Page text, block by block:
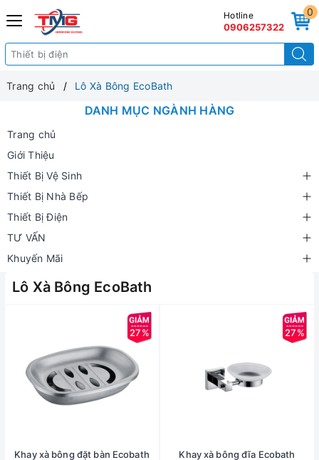
0
Hotline
0906257322
Trang chủ Lô Xà Bông EcoBath
DANH MỤC NGÀNH HÀNG
Trang chủ
Giới Thiệu
Thiết Bị Vệ Sinh
Thiết Bị Nhà Bếp
Thiết Bị Điện
TƯ VẤN
Khuyến Mãi
Lô Xà Bông EcoBath
27%
Khay xà bông đặt bàn Ecobath
27%
Khay xà bông đĩa Ecobath